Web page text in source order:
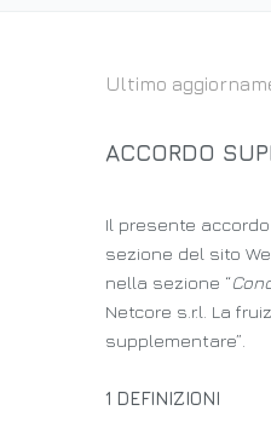
Ultimo
ACCORDO
Il presente
sezione del sito
nella sezione “
Netcore s.r.l. La
supplementare”.
1 DEFINIZIONI